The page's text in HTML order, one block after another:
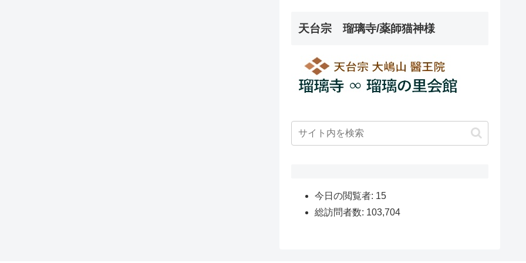
天台宗 瑠璃寺/薬師猫神様
今日の閲覧者: 15
総訪問者数: 103,704